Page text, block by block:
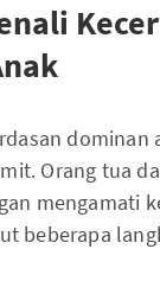
dominan
Orang tua
mengamati
beberapa